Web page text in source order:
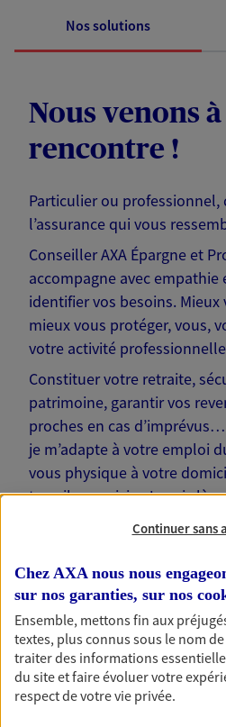
Nos solutions
Nous venons
rencontre !
Particulier ou
l’assurance qui vous
Conseiller AXA Épargne et
accompagne avec empathie
identifier vos besoins.
mieux vous protéger, vous,
votre activité
Constituer votre retraite,
patrimoine, garantir vos
proches en cas
je m’adapte à votre emploi
vous physique à votre
travail, une visio. Je suis là
Nos offres
Continuer sans
Chez AXA nous nous
sur nos garanties, sur nos
Ensemble, mettons fin aux
textes, plus connus sous le nom de
traiter des informations
du site et faire évoluer votre
respect de votre vie privée.